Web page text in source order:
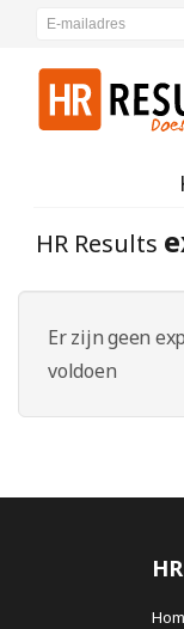
HR Results
Er zijn geen
voldoen